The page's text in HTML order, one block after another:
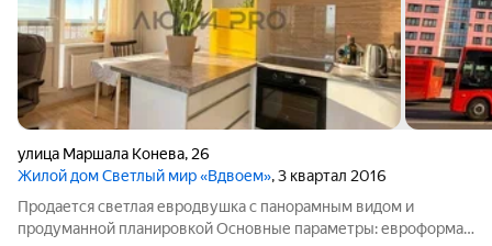
улица Маршала Конева, 26
Жилой дом Светлый мир «Вдвоем», 3 квартал 2016
Продается светлая евродвушка с панорамным видом и
продуманной планировкой Основные параметры: евроформат: